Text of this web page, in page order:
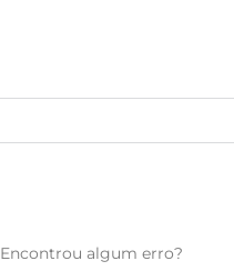
Encontrou algum erro?